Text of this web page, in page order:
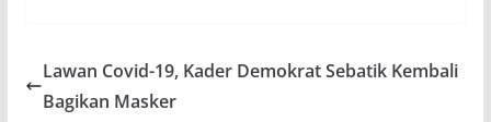
Lawan Covid-19, Kader Demokrat Sebatik Kembali
Bagikan Masker